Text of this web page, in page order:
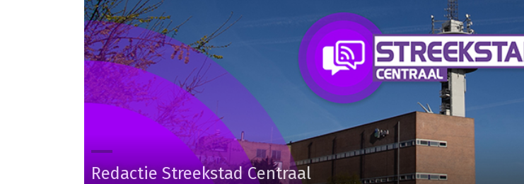
Redactie Streekstad Centraal